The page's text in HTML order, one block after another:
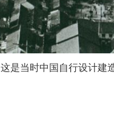
这是当时中国自行设计建